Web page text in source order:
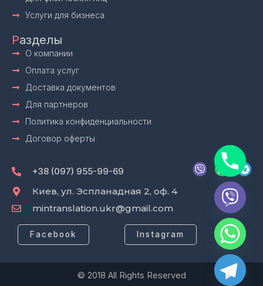
Услуги для бизнеса
Разделы
О компании
Оплата услуг
Доставка документов
Для партнеров
Политика конфиденциальности
Договор оферты
+38 (097) 955-99-69
V
i
W
a
t
s
a
p
p
T
e
e
g
m
Киев, ул. Эспланадная 2, оф. 4
mintranslation.ukr@gmail.com
Facebook Instagram
© 2018 All Rights Reserved